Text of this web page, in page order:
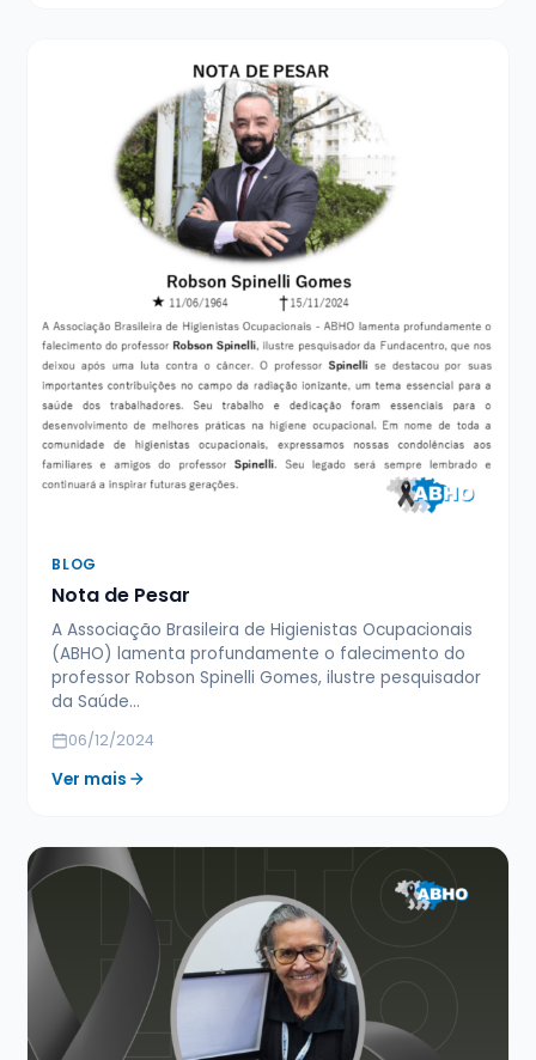
BLOG
Nota de Pesar
A Associação Brasileira de Higienistas Ocupacionais
(ABHO) lamenta profundamente o falecimento do
professor Robson Spinelli Gomes, ilustre pesquisador
da Saúde…
06/12/2024
Ver mais